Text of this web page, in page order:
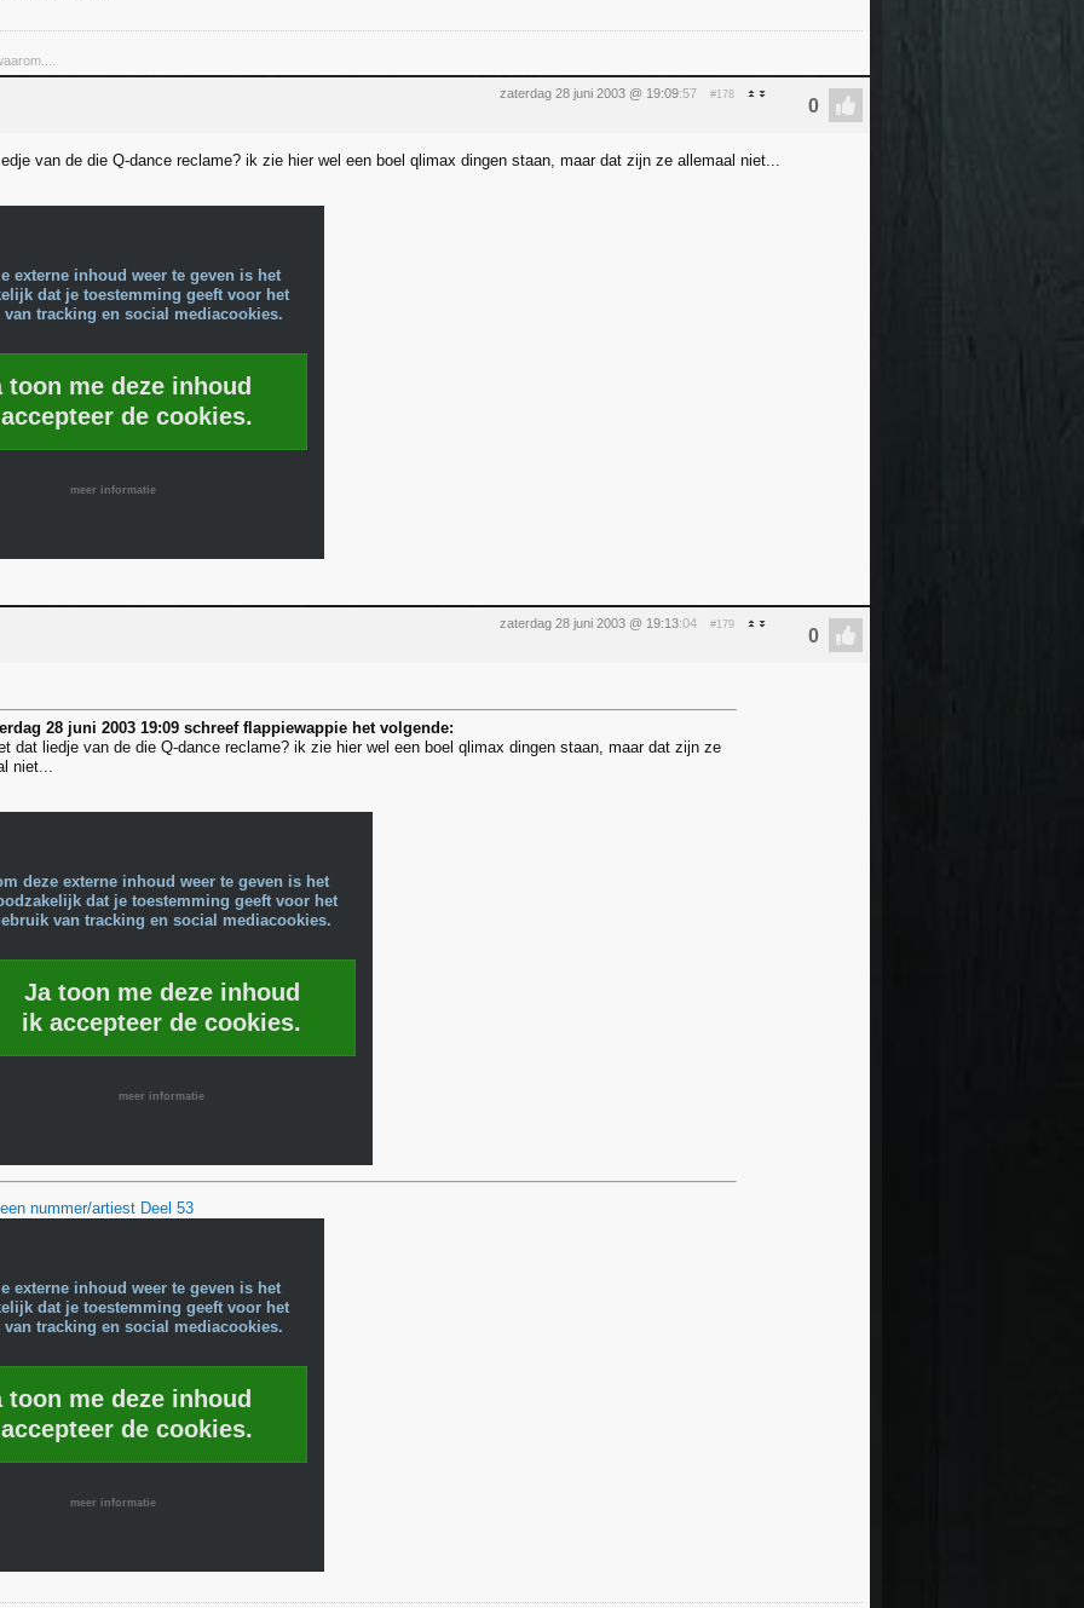
zaterdag 28 juni 2003 @ 19:09:57 #178
van de die Q-dance reclame? ik zie hier wel een boel qlimax dingen staan, maar dat zijn ze allemaal niet...
externe inhoud weer te geven is het
dat je toestemming geeft voor het
tracking en social mediacookies.
toon me deze inhoud
de cookies.
meer informatie
zaterdag 28 juni 2003 @ 19:13:04 #179
28 juni 2003 19:09 schreef flappiewappie het volgende:
dat liedje van de die Q-dance reclame? ik zie hier wel een boel qlimax dingen staan, maar dat zijn ze
niet...
deze externe inhoud weer te geven is het
dat je toestemming geeft voor het
van tracking en social mediacookies.
Ja toon me deze inhoud
ik accepteer de cookies.
meer informatie
nummer/artiest Deel 53
externe inhoud weer te geven is het
dat je toestemming geeft voor het
tracking en social mediacookies.
toon me deze inhoud
de cookies.
meer informatie